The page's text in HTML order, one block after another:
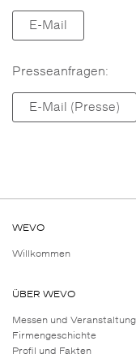
E-Mail
Presseanfragen:
E-Mail (Presse)
WEVO
Willkommen
ÜBER WEVO
Messen und
Firmengeschichte
Profil und Fakten